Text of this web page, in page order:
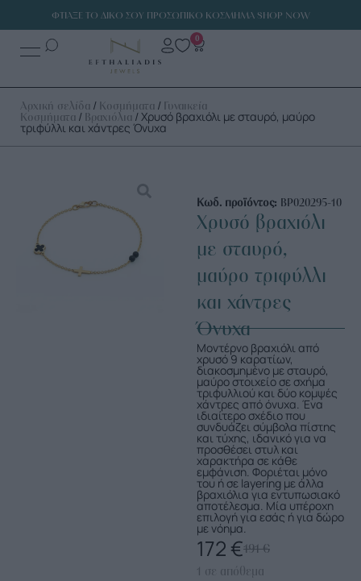
ΦΤΙΑΞΕ ΤΟ ΔΙΚΟ ΣΟΥ ΠΡΟΣΩΠΙΚΟ ΚΟΣΜΗΜΑ SHOP NOW
0
Αρχική σελίδα / Κοσμήματα / Γυναικεία
Κοσμήματα / Βραχιόλια / Χρυσό βραχιόλι με σταυρό, μαύρο
τριφύλλι και χάντρες Όνυχα
Κωδ. προϊόντος: ΒΡ020295-10
Χρυσό βραχιόλι
με σταυρό,
μαύρο τριφύλλι
και χάντρες
Όνυχα
Μοντέρνο βραχιόλι από
χρυσό 9 καρατίων,
διακοσμημένο με σταυρό,
μαύρο στοιχείο σε σχήμα
τριφυλλιού και δύο κομψές
χάντρες από όνυχα. Ένα
ιδιαίτερο σχέδιο που
συνδυάζει σύμβολα πίστης
και τύχης, ιδανικό για να
προσθέσει στυλ και
χαρακτήρα σε κάθε
εμφάνιση. Φοριέται μόνο
του ή σε layering με άλλα
βραχιόλια για εντυπωσιακό
αποτέλεσμα. Μία υπέροχη
επιλογή για εσάς ή για δώρο
με νόημα.
191€
172 €
1 σε απόθεμα